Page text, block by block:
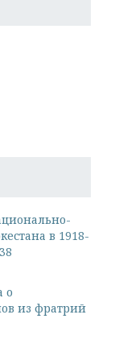
в 1918-
о
из фратрий